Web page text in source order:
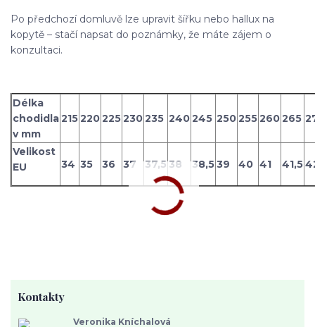
Po předchozí domluvě lze upravit šířku nebo hallux na
kopytě – stačí napsat do poznámky, že máte zájem o
konzultaci.
Délka
chodidla
v mm
215220225230235 240245 250255260265
Velikost
EU
34 35 36 37 37,5 38 38,539 40 41 41,5
Kontakty
Veronika Kníchalová